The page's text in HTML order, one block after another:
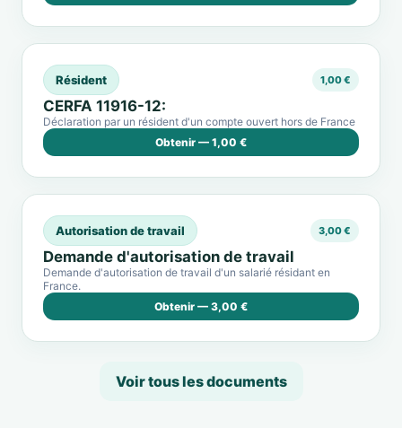
Résident 1,00 €
CERFA 11916-12:
Déclaration par un résident d'un compte ouvert hors de France
Obtenir — 1,00 €
Autorisation de travail 3,00 €
Demande d'autorisation de travail
Demande d'autorisation de travail d'un salarié résidant en
France.
Obtenir — 3,00 €
Voir tous les documents